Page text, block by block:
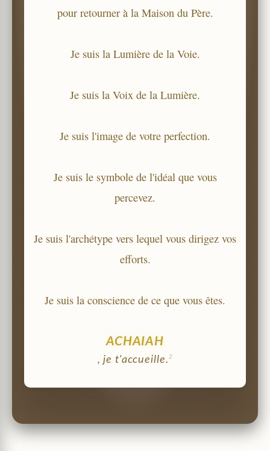
pour retourner à la Maison du Père.
Je suis la Lumière de la Voie.
Je suis la Voix de la Lumière.
Je suis l'image de votre perfection.
Je suis le symbole de l'idéal que vous
percevez.
Je suis l'archétype vers lequel vous dirigez vos
efforts.
Je suis la conscience de ce que vous êtes.
ACHAIAH
, je t'accueille. 2